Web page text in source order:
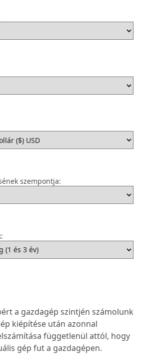
szempontja:
a gazdagép szintjén számolunk
kiépítése után azonnal
függetlenül attól, hogy
gép fut a gazdagépen.